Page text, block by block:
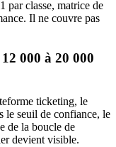
par classe, matrice de
Il ne couvre pas
000 à 20 000
ticketing, le
le seuil de confiance, le
de la boucle de
devient visible.